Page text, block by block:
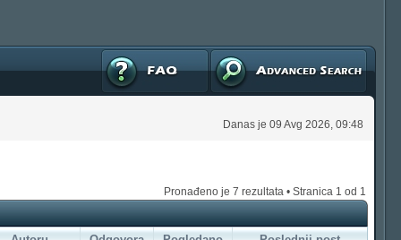
Napredna pretraga
FAQ
Danas je 09 Avg 2026, 09:48
Pronađeno je 7 rezultata • Stranica 1 od 1